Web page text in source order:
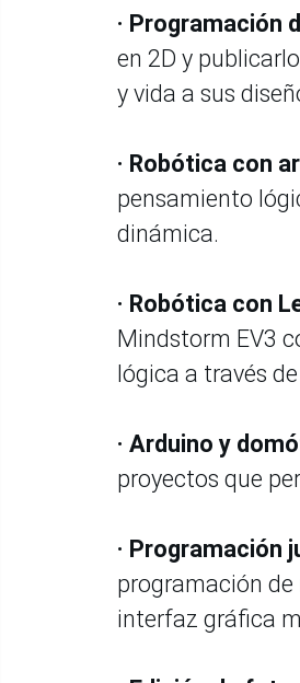
· Programación
en 2D y
y vida a sus
· Robótica con
pensamiento
dinámica.
· Robótica con
Mindstorm EV3
lógica a través
· Arduino y
proyectos que
· Programación
programación
interfaz gráfica